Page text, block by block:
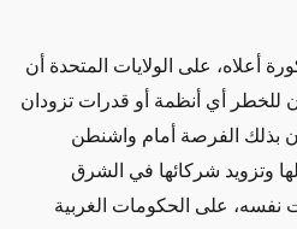
أعلاه، على الولايات المتحدة أن
للخطر أي أنظمة أو قدرات تزودان
بذلك الفرصة أمام واشنطن
وتزويد شركائها في الشرق
نفسه، على الحكومات الغربية